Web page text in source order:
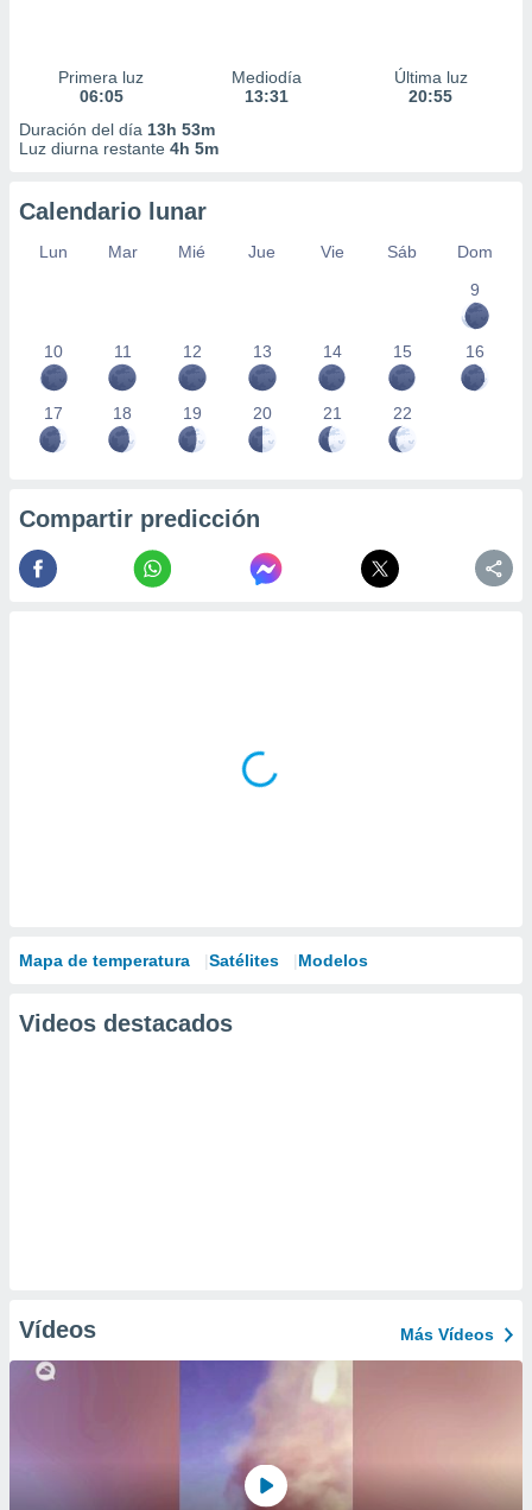
Primera luz
06:05
Mediodía
13:31
Última luz
20:55
Duración del día 13h 53m
Luz diurna restante 4h 5m
Calendario lunar
Lun Mar Mié Jue Vie Sáb
Dom
9
10 11 12 13 14 15 16
17 18 19 20 21 22
Compartir predicción
Mapa de temperatura Satélites Modelos
Videos destacados
Vídeos Más Vídeos